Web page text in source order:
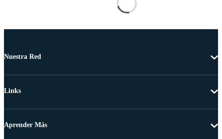
Nuestra Red
Links
Aprender Más